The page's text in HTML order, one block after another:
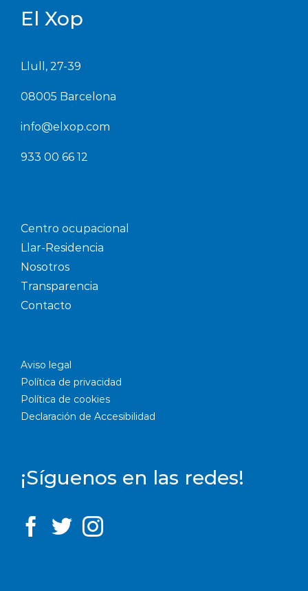
El Xop
Llull, 27-39
08005 Barcelona
info@elxop.com
933 00 66 12
Centro ocupacional
Llar-Residencia
Nosotros
Transparencia
Contacto
Aviso legal
Política de privacidad
Política de cookies
Declaración de Accesibilidad
¡Síguenos en las redes!